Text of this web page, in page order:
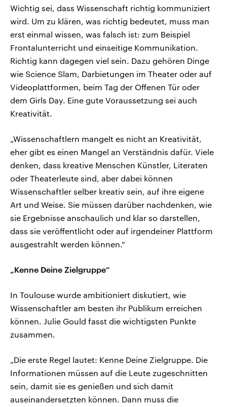
Wichtig sei, dass Wissenschaft richtig kommuniziert
wird. Um zu klären, was richtig bedeutet, muss man
erst einmal wissen, was falsch ist: zum Beispiel
Frontalunterricht und einseitige Kommunikation.
Richtig kann dagegen viel sein. Dazu gehören Dinge
wie Science Slam, Darbietungen im Theater oder auf
Videoplattformen, beim Tag der Offenen Tür oder
dem Girls Day. Eine gute Voraussetzung sei auch
Kreativität.
„Wissenschaftlern mangelt es nicht an Kreativität,
eher gibt es einen Mangel an Verständnis dafür. Viele
denken, dass kreative Menschen Künstler, Literaten
oder Theaterleute sind, aber dabei können
Wissenschaftler selber kreativ sein, auf ihre eigene
Art und Weise. Sie müssen darüber nachdenken, wie
sie Ergebnisse anschaulich und klar so darstellen,
dass sie veröffentlicht oder auf irgendeiner Plattform
ausgestrahlt werden können.“
„Kenne Deine Zielgruppe“
In Toulouse wurde ambitioniert diskutiert, wie
Wissenschaftler am besten ihr Publikum erreichen
können. Julie Gould fasst die wichtigsten Punkte
zusammen.
„Die erste Regel lautet: Kenne Deine Zielgruppe. Die
Informationen müssen auf die Leute zugeschnitten
sein, damit sie es genießen und sich damit
auseinandersetzten können. Dann muss die